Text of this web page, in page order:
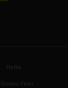
Hefte
Feier